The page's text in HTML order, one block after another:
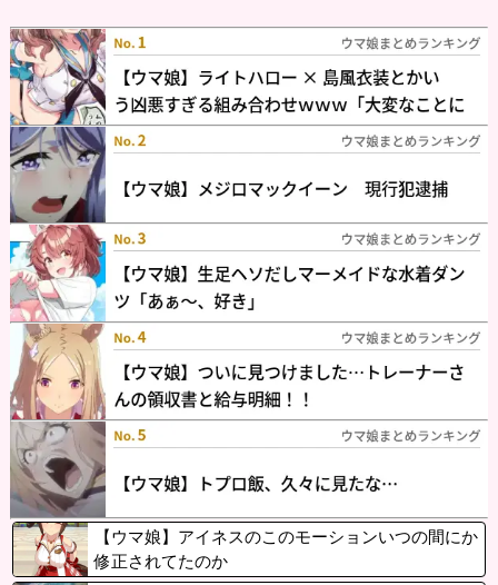
【ウマ娘】アイネスのこのモーションいつの間にか
修正されてたのか